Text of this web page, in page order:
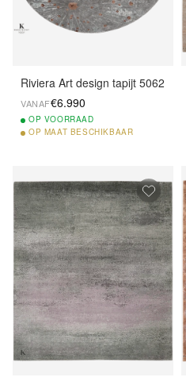
Riviera Art design tapijt 5062
VANAF€6.990
OP VOORRAAD
OP MAAT BESCHIKBAAR